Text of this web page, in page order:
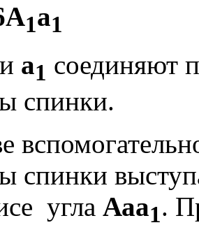
1а1
и а1 соединяют
спинки.
спинки
угла Ааа1.